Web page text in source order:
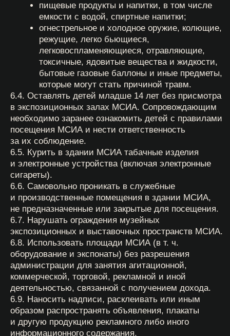
приобретения билетов в Музей в соответствии с
пунктом 2.6 настоящих Правил И в кассе Музея.
9.2. Билет в фотокабину необходимо отсканировать
на кассе МСИА и обменять на жетон(ы) для фото.
Фотокабина принимает только жетоны, выданные на
кассе МСИА и никакие другие.
действителен в течение одного года с даты
приобретения.
9.4. Жетон(ы) необходимо использовать в
фотокабине на территории МСИА по адресу: г.
Москва, ул. Рождественка 12/1. Жетоны возврату и
обмену не подлежат. В случае утери жетона услуга
считается оказанной.
9.5. В фотокабине можно сделать фото в часы
работы МСИА — с 11:00 до 21:00. Обратите
внимание: последнее фото можно сделать в 20:55,
так как печать фото в кабине занимает 5 минут.
9.6. Билет в фотокабину не даёт права прохода на
экспозицию МСИА. Для посещения экспозиции
необходимо приобрести отдельный входной билет.
Подробнее о посещении экспозиции см. пункт 2
настоящих Правил.
9.7. Браком фотосъемки в фотокабине считается:
фото с черными полосами/подтеками, вызванные
некачественной фотопроявкой; полностью черная
фотополоска без следов фотопроявки; полностью
черные от одного до четырех отдельных кадров на
фотополоске.
9.8. Браком съемки не считается: размытое/нечеткое
изображение, вызванное близким расположением
снимаемого объекта к зеркалу камеры; склеенные
вместе фотополоски, в случае если их склеивание
произошло из-за несоблюдения интервала между
фото (в правилах на фотокабине сказано, что
«прежде чем сфотографироваться повторно,
рекомендуем проверить качество первых фото»).
9.9. В случае, если посетитель не удовлетворен
своим внешним видом на итоговой фотографии, при
отсутствии брака фотопечати, это не является
основанием для предъявления претензий и не